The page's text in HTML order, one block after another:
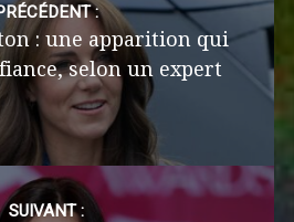
:
: une apparition qui
selon un expert
SUIVANT :